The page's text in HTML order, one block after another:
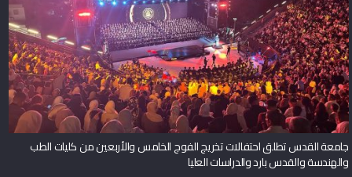
جامعة القدس تطلق احتفالات تخريج الفوج الخامس والأربعين من كليات الطب
والهندسة والقدس بارد والدراسات العليا